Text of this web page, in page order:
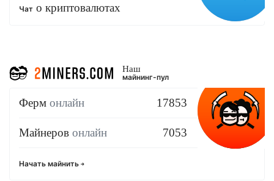
Чат о криптовалютах
Наш
майнинг-пул
Ферм онлайн 17853
Майнеров онлайн 7053
Начать майнить